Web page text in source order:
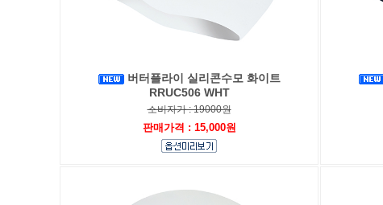
버터플라이 실리콘수모 화이트
RRUC506 WHT
소비자가 : 19000원
판매가격 : 15,000원